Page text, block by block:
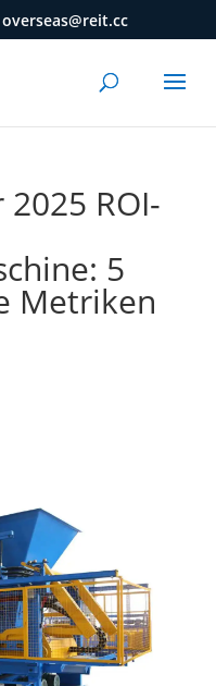
overseas@reit.cc
ROI-
5
Metriken